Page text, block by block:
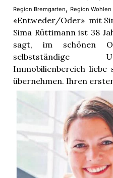
Region Bremgarten, Region Wohlen
«Entweder/Oder» mit
Sima Rüttimann ist 38
sagt, im schönen
selbstständige
Immobilienbereich
übernehmen. Ihren